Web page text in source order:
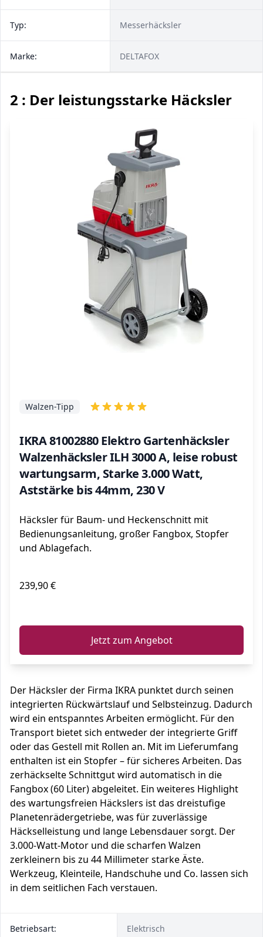
Typ: Messerhäcksler
Marke: DELTAFOX
2 : Der leistungsstarke Häcksler
IKRA 81002880 Elektro Gartenhäcksler
Walzenhäcksler ILH 3000 A, leise robust
wartungsarm, Starke 3.000 Watt,
Aststärke bis 44mm, 230 V
Walzen-Tipp
Häcksler für Baum- und Heckenschnitt mit
Bedienungsanleitung, großer Fangbox, Stopfer
und Ablagefach.
239,90 €
Jetzt zum Angebot
Der Häcksler der Firma IKRA punktet durch seinen
integrierten Rückwärtslauf und Selbsteinzug. Dadurch
wird ein entspanntes Arbeiten ermöglicht. Für den
Transport bietet sich entweder der integrierte Griff
oder das Gestell mit Rollen an. Mit im Lieferumfang
enthalten ist ein Stopfer – für sicheres Arbeiten. Das
zerhäckselte Schnittgut wird automatisch in die
Fangbox (60 Liter) abgeleitet. Ein weiteres Highlight
des wartungsfreien Häckslers ist das dreistufige
Planetenrädergetriebe, was für zuverlässige
Häckselleistung und lange Lebensdauer sorgt. Der
3.000-Watt-Motor und die scharfen Walzen
zerkleinern bis zu 44 Millimeter starke Äste.
Werkzeug, Kleinteile, Handschuhe und Co. lassen sich
in dem seitlichen Fach verstauen.
Betriebsart: Elektrisch